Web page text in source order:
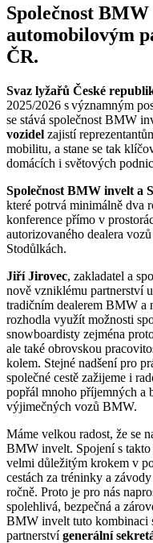
Společnost
automobilovým
ČR.
Svaz lyžařů České
2025/2026 s významným
se stává společnost BMW
vozidel zajistí
mobilitu, a stane se tak
domácích i světových
Společnost BMW invelt a
které potrvá minimálně dva
konference přímo v
autorizovaného dealera
Stodůlkách.
Jiří Jirovec, zakladatel a
nově vzniklému partnerství
tradičním dealerem BMW a
rozhodla využít možnosti
snowboardisty zejména
ale také obrovskou
kolem. Stejné nadšení pro
společné cestě zažijeme i
popřál mnoho příjemných a
výjimečných vozů BMW.
Máme velkou radost, že se
BMW invelt. Spojení s takto
velmi důležitým krokem v
cestách za tréninky a
ročně. Proto je pro nás
spolehlivá, bezpečná a
BMW invelt tuto kombinaci
partnerstvígenerální